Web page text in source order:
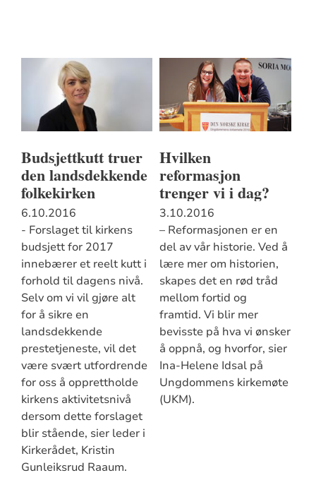
Budsjettkutt truer
den landsdekkende
folkekirken
6.10.2016
- Forslaget til kirkens
budsjett for 2017
innebærer et reelt kutt i
forhold til dagens nivå.
Selv om vi vil gjøre alt
for å sikre en
landsdekkende
prestetjeneste, vil det
være svært utfordrende
for oss å opprettholde
kirkens aktivitetsnivå
dersom dette forslaget
blir stående, sier leder i
Kirkerådet, Kristin
Gunleiksrud Raaum.
Hvilken
reformasjon
trenger vi i dag?
3.10.2016
– Reformasjonen er en
del av vår historie. Ved å
lære mer om historien,
skapes det en rød tråd
mellom fortid og
framtid. Vi blir mer
bevisste på hva vi ønsker
å oppnå, og hvorfor, sier
Ina-Helene Idsal på
Ungdommens kirkemøte
(UKM).